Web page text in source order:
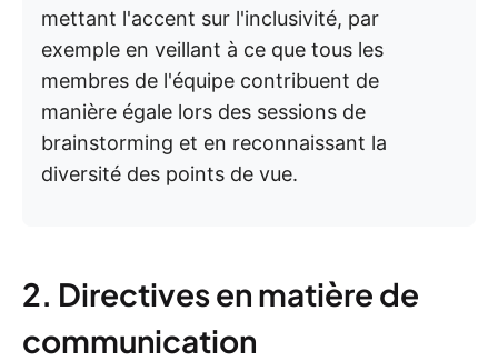
mettant l'accent sur l'inclusivité, par
exemple en veillant à ce que tous les
membres de l'équipe contribuent de
manière égale lors des sessions de
brainstorming et en reconnaissant la
diversité des points de vue.
2. Directives en matière de
communication